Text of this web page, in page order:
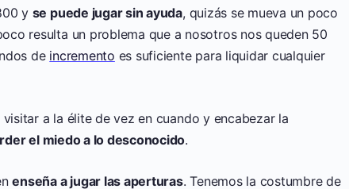
y se puede jugar sin ayuda, quizás se mueva un poco
resulta un problema que a nosotros nos queden 50
de incremento es suficiente para liquidar cualquier
a la élite de vez en cuando y encabezar la
el miedo a lo desconocido.
enseña a jugar las aperturas. Tenemos la costumbre de